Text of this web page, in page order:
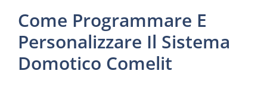
Come Programmare E
Personalizzare Il Sistema
Domotico Comelit